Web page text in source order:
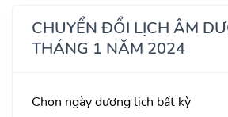
CHUYỂN ĐỔI LỊCH ÂM
THÁNG 1 NĂM 2024
Chọn ngày dương lịch bất kỳ